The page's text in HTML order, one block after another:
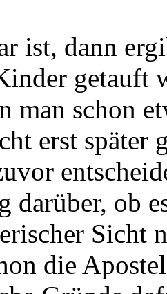
ist, dann
getauft
man schon
erst später
darüber, ob
Sicht
die